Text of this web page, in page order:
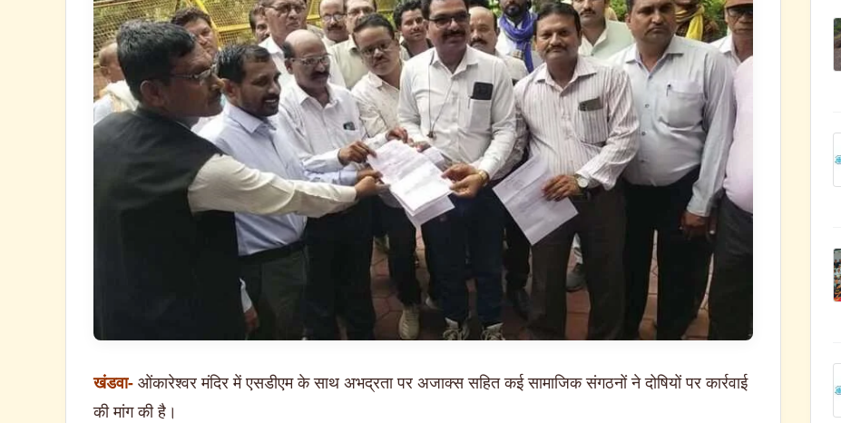
खंडवा- ओंकारेश्वर मंदिर में एसडीएम के साथ अभद्रता पर अजाक्स सहित कई सामाजिक संगठनों ने दोषियों पर कार्रवाई
की मांग की है।